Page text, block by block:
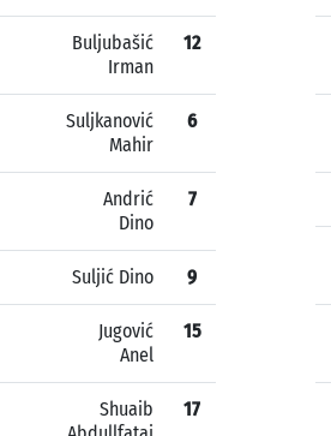
Buljubašić
Irman
12
Suljkanović
Mahir
6
Andrić
Dino
7
Suljić Dino 9
Jugović
Anel
15
Shuaib
17